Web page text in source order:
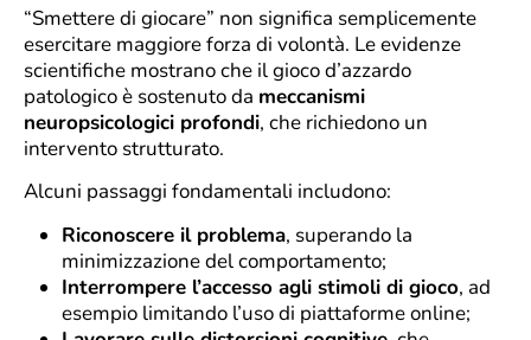
“Smettere di giocare” non significa semplicemente
esercitare maggiore forza di volontà. Le evidenze
scientifiche mostrano che il gioco d’azzardo
patologico è sostenuto da meccanismi
neuropsicologici profondi, che richiedono un
intervento strutturato.
Alcuni passaggi fondamentali includono:
Riconoscere il problema, superando la
minimizzazione del comportamento;
Interrompere l’accesso agli stimoli di gioco, ad
esempio limitando l’uso di piattaforme online;